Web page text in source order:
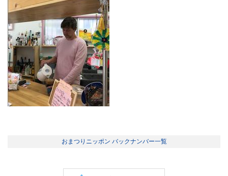
おまつりニッポン バックナンバー一覧